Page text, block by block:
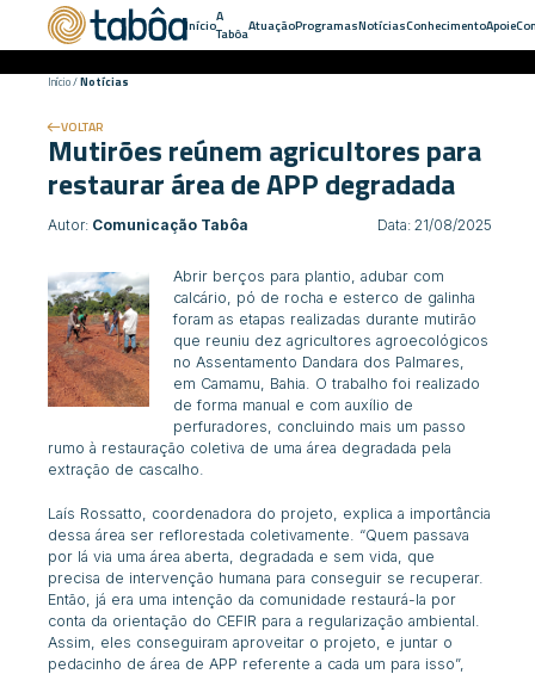
InícioA
TabôaAtuaçãoProgramasNotíciasConhecimentoApoie
Início/Notícias
Mutirões reúnem agricultores para
restaurar área de APP degradada
VOLTAR
Autor: Comunicação Tabôa Data: 21/08/2025
Abrir berços para plantio, adubar com
calcário, pó de rocha e esterco de galinha
foram as etapas realizadas durante mutirão
que reuniu dez agricultores agroecológicos
no Assentamento Dandara dos Palmares,
em Camamu, Bahia. O trabalho foi realizado
de forma manual e com auxílio de
perfuradores, concluindo mais um passo
rumo à restauração coletiva de uma área degradada pela
extração de cascalho.
Laís Rossatto, coordenadora do projeto, explica a importância
dessa área ser reflorestada coletivamente. “Quem passava
por lá via uma área aberta, degradada e sem vida, que
precisa de intervenção humana para conseguir se recuperar.
Então, já era uma intenção da comunidade restaurá-la por
conta da orientação do CEFIR para a regularização ambiental.
Assim, eles conseguiram aproveitar o projeto, e juntar o
pedacinho de área de APP referente a cada um para isso”,